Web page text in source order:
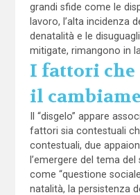
grandi sfide come le
lavoro, l’alta incidenza
denatalità e le
mitigate, rimangono in
I fattori
il
Il “disgelo” appare
fattori sia contestuali
contestuali, due
l’emergere del tema
come “questione
natalità, la persistenza